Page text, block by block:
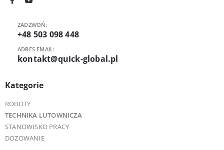
ZADZWOŃ:
+48 503 098 448
ADRES EMAIL:
kontakt@quick-global.pl
Kategorie
ROBOTY
TECHNIKA LUTOWNICZA
STANOWISKO PRACY
DOZOWANIE